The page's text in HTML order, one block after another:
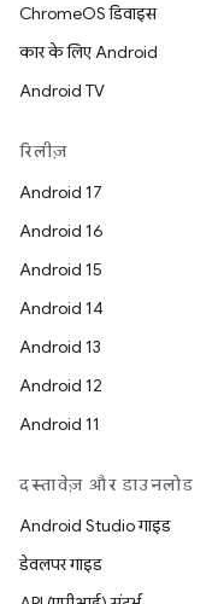
ChromeOS डिवाइस
कार के लिए Android
Android TV
रिलीज़
Android 17
Android 16
Android 15
Android 14
Android 13
Android 12
Android 11
दस्तावेज़ और डाउनलोड
Android Studio गाइड
डेवलपर गाइड